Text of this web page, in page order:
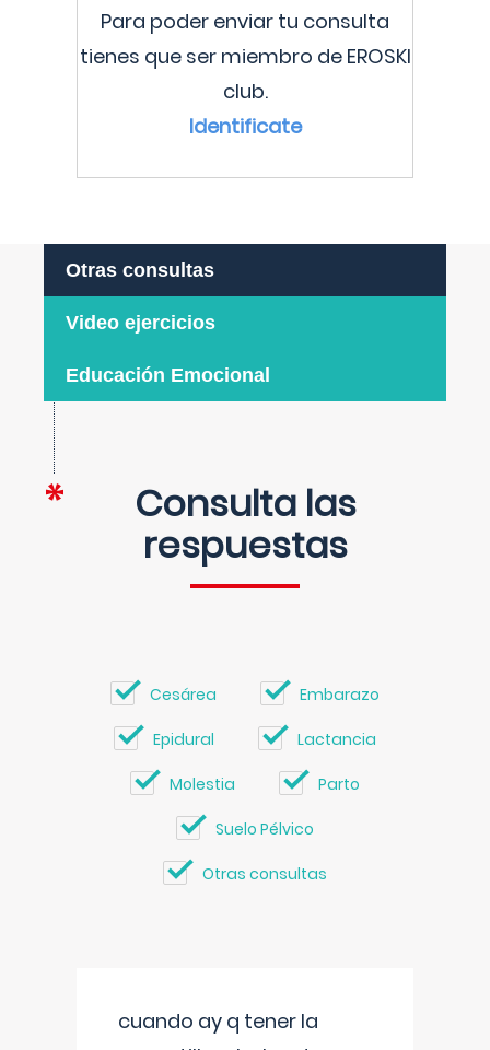
Para poder enviar tu consulta
tienes que ser miembro de EROSKI
club.
Identificate
Otras consultas
Video ejercicios
Educación Emocional
Consulta las
respuestas
Cesárea Embarazo
Epidural Lactancia
Molestia Parto
Suelo Pélvico
Otras consultas
cuando ay q tener la